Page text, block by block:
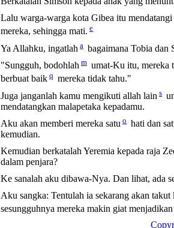
Lalu warga-warga kota Gibea itu
mereka, sehingga mati. e
Ya Allahku, ingatlah a bagaimana Tobia dan
"Sungguh, bodohlah m umat-Ku itu, mereka
berbuat baik q mereka tidak tahu."
Juga janganlah kamu mengikuti allah lain s
mendatangkan malapetaka kepadamu.
Aku akan memberi mereka satu o hati dan
kemudian.
Kemudian berkatalah Yeremia kepada raja
dalam penjara?
Ke sanalah aku dibawa-Nya. Dan lihat, ada
Aku sangka: Tentulah ia sekarang akan
sesungguhnya mereka makin giat